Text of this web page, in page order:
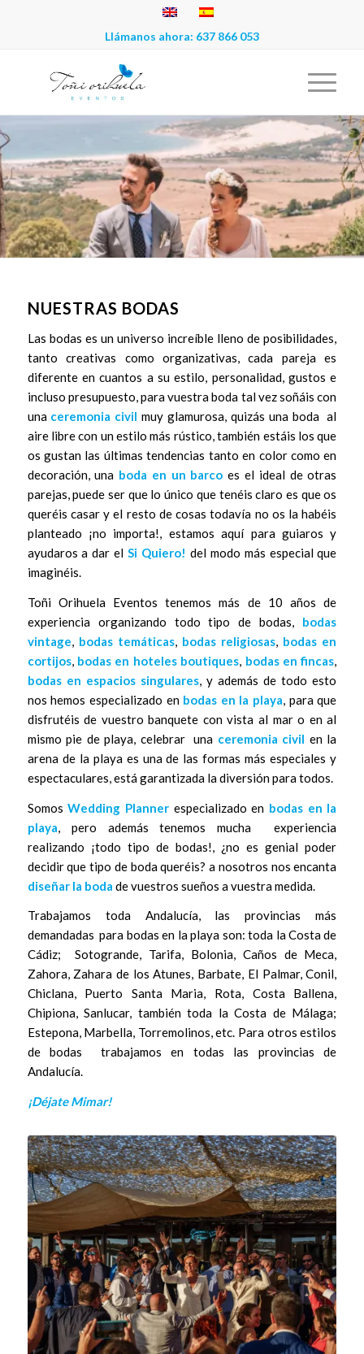
Llámanos ahora: 637 866 053
NUESTRAS BODAS
Las bodas es un universo increíble lleno de posibilidades,
tanto creativas como organizativas, cada pareja es
diferente en cuantos a su estilo, personalidad, gustos e
incluso presupuesto, para vuestra boda tal vez soñáis con
una ceremonia civil muy glamurosa, quizás una boda al
aire libre con un estilo más rústico, también estáis los que
os gustan las últimas tendencias tanto en color como en
decoración, una boda en un barcoes el ideal de otras
parejas, puede ser que lo único que tenéis claro es que os
queréis casar y el resto de cosas todavía no os la habéis
planteado ¡no importa!, estamos aquí para guiaros y
ayudaros a dar elSi Quiero! del modo más especial que
imaginéis.
Toñi Orihuela Eventos tenemos más de 10 años de
experiencia organizando todo tipo de bodas, bodas
vintage, bodas temáticas, bodas religiosas, bodas en
cortijos, bodas en hoteles boutiques, bodas en fincas,
bodas en espacios singulares, y además de todo esto
nos hemos especializado en bodas en la playa, para que
disfrutéis de vuestro banquete con vista al mar o en al
mismo pie de playa, celebrar una ceremonia civil en la
arena de la playa es una de las formas más especiales y
espectaculares, está garantizada la diversión para todos.
SomosWedding Plannerespecializado en bodas en la
playa , pero además tenemos mucha experiencia
realizando ¡todo tipo de bodas!, ¿no es genial poder
decidir que tipo de boda queréis? a nosotros nos encanta
diseñar la boda de vuestros sueños a vuestra medida.
Trabajamos toda Andalucía, las provincias más
demandadas para bodas en la playa son: toda la Costa de
Cádiz; Sotogrande, Tarifa, Bolonia, Caños de Meca,
Zahora, Zahara de los Atunes, Barbate, El Palmar, Conil,
Chiclana, Puerto Santa Maria, Rota, Costa Ballena,
Chipiona, Sanlucar, también toda la Costa de Málaga;
Estepona, Marbella, Torremolinos, etc. Para otros estilos
de bodas trabajamos en todas las provincias de
Andalucía.
¡Déjate Mimar!